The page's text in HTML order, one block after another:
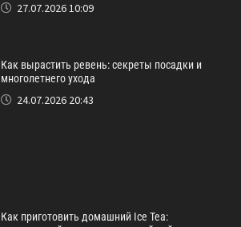
27.07.2026 10:09
Как вырастить ревень: секреты посадки и
многолетнего ухода
24.07.2026 20:43
Как приготовить домашний Ice Tea: